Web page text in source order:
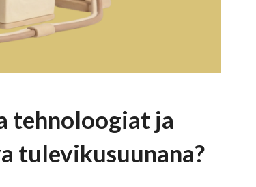
tehnoloogiat ja
tulevikusuunana?